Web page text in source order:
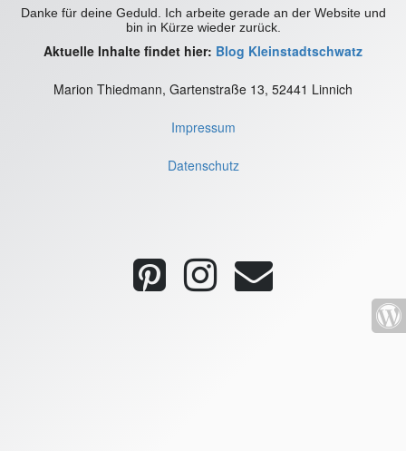
Danke für deine Geduld. Ich arbeite gerade an der Website und
bin in Kürze wieder zurück.
Aktuelle Inhalte findet hier: Blog Kleinstadtschwatz
Marion Thiedmann, Gartenstraße 13, 52441 Linnich
Impressum
Datenschutz